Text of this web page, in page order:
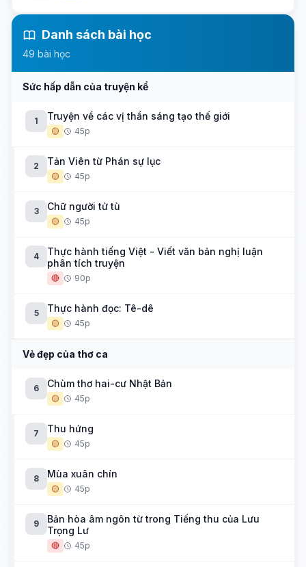
Danh sách bài học
49 bài học
Sức hấp dẫn của truyện kể
1 Truyện về các vị thần sáng tạo thế giới
🟡 45p
2 Tản Viên từ Phán sự lục
🟡 45p
3 Chữ người tử tù
🟡 45p
4
Thực hành tiếng Việt - Viết văn bản nghị luận
phân tích truyện
🔴 90p
5 Thực hành đọc: Tê-dê
🟡 45p
Vẻ đẹp của thơ ca
6 Chùm thơ hai-cư Nhật Bản
🟡 45p
7 Thu hứng
🟡 45p
8 Mùa xuân chín
🟡 45p
9
Bản hòa âm ngôn từ trong Tiếng thu của Lưu
Trọng Lư
🔴 45p